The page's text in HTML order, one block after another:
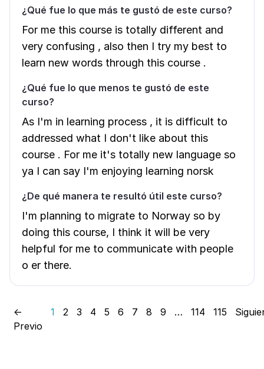
¿Qué fue lo que más te gustó de este curso?
For me this course is totally different and
very confusing , also then I try my best to
learn new words through this course .
¿Qué fue lo que menos te gustó de este
curso?
As I'm in learning process , it is difficult to
addressed what I don't like about this
course . For me it's totally new language so
ya I can say I'm enjoying learning norsk
¿De qué manera te resultó útil este curso?
I'm planning to migrate to Norway so by
doing this course, I think it will be very
helpful for me to communicate with people
o er there.
←
Previo
1 2 3 4 5 6 7 8 9 … 114 115